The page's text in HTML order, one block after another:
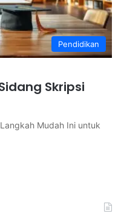
Pendidikan
Skripsi
Mudah Ini untuk